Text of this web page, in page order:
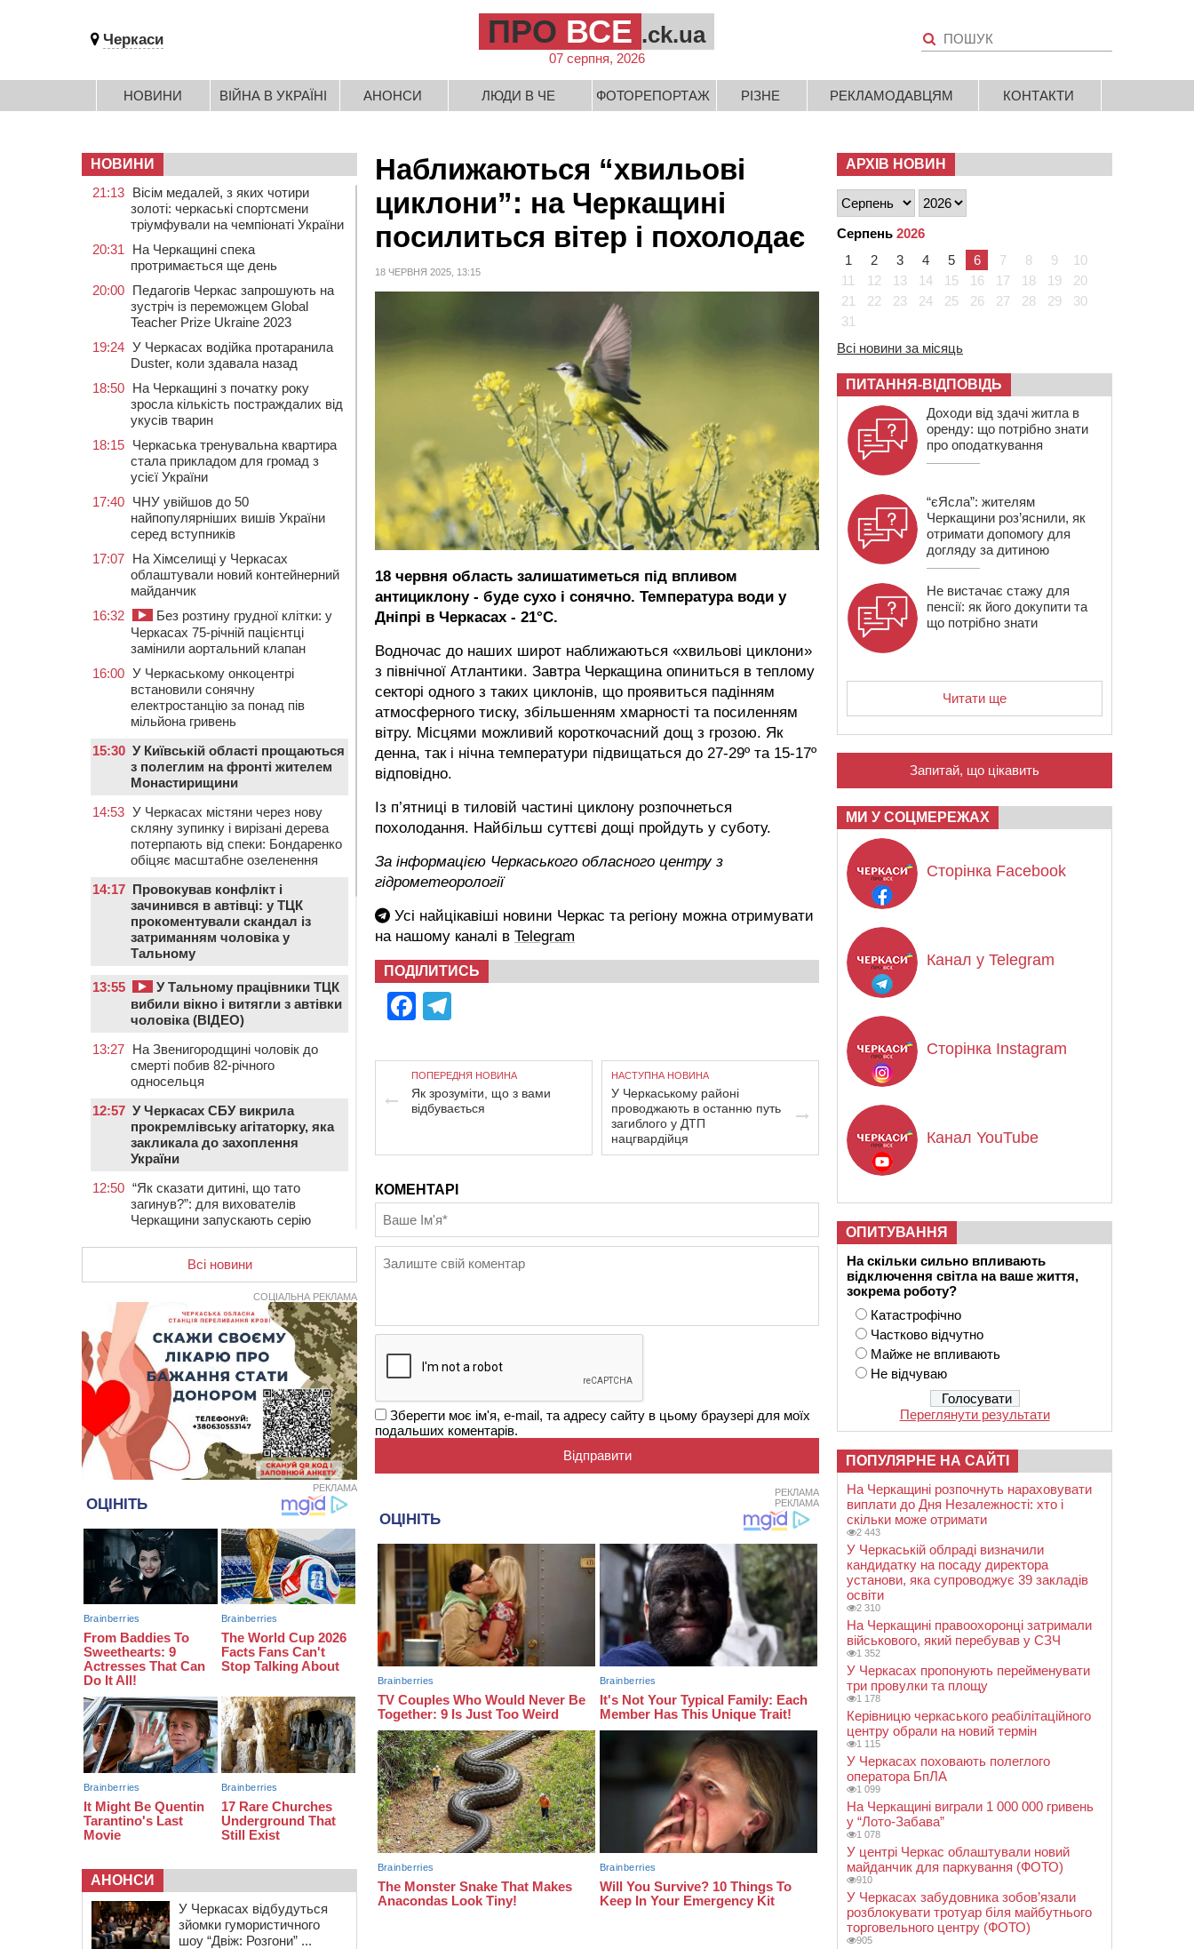
Черкаси ПРО ВСЕ .ck.ua
07 серпня, 2026
НОВИНИ ВІЙНА В УКРАЇНІ АНОНСИ ЛЮДИ В ЧЕ ФОТОРЕПОРТАЖ РІЗНЕ РЕКЛАМОДАВЦЯМ КОНТАКТИ
Наближаються “хвильові
циклони”: на Черкащині
посилиться вітер і похолодає
18 ЧЕРВНЯ 2025, 13:15
18 червня область залишатиметься під впливом
антициклону - буде сухо і сонячно. Температура води у
Дніпрі в Черкасах - 21°С.
Водночас до наших широт наближаються «хвильові циклони»
з північної Атлантики. Завтра Черкащина опиниться в теплому
секторі одного з таких циклонів, що проявиться падінням
атмосферного тиску, збільшенням хмарності та посиленням
вітру. Місцями можливий короткочасний дощ з грозою. Як
денна, так і нічна температури підвищаться до 27-29º та 15-17º
відповідно.
Із п’ятниці в тиловій частині циклону розпочнеться
похолодання. Найбільш суттєві дощі пройдуть у суботу.
За інформацією Черкаського обласного центру з
гідрометеорології
Усі найцікавіші новини Черкас та регіону можна отримувати
на нашому каналі в Telegram
ПОДІЛИТИСЬ
Facebook
ПОПЕРЕДНЯ НОВИНА
Як зрозуміти, що з вами
відбувається
НАСТУПНА НОВИНА
У Черкаському районі
проводжають в останню путь
загиблого у ДТП
нацгвардійця
КОМЕНТАРІ
Зберегти моє ім'я, e-mail, та адресу сайту в цьому браузері для моїх
подальших коментарів.
РЕКЛАМА
РЕКЛАМА
НОВИНИ
21:13 Вісім медалей, з яких чотири
золоті: черкаські спортсмени
тріумфували на чемпіонаті України
20:31
На Черкащині спека
протримається ще день
20:00 Педагогів Черкас запрошують на
зустріч із переможцем Global
Teacher Prize Ukraine 2023
19:24 У Черкасах водійка протаранила
Duster, коли здавала назад
18:50 На Черкащині з початку року
зросла кількість постраждалих від
укусів тварин
18:15 Черкаська тренувальна квартира
стала прикладом для громад з
усієї України
17:40 ЧНУ увійшов до 50
найпопулярніших вишів України
серед вступників
17:07 На Хімселищі у Черкасах
облаштували новий контейнерний
майданчик
16:32
Без розтину грудної клітки: у
Черкасах 75-річній пацієнтці
замінили аортальний клапан
16:00 У Черкаському онкоцентрі
встановили сонячну
електростанцію за понад пів
мільйона гривень
15:30 У Київській області прощаються
з полеглим на фронті жителем
Монастирищини
14:53 У Черкасах містяни через нову
скляну зупинку і вирізані дерева
потерпають від спеки: Бондаренко
обіцяє масштабне озеленення
14:17 Провокував конфлікт і
зачинився в автівці: у ТЦК
прокоментували скандал із
затриманням чоловіка у
Тальному
13:55
У Тальному працівники ТЦК
вибили вікно і витягли з автівки
чоловіка (ВІДЕО)
13:27 На Звенигородщині чоловік до
смерті побив 82-річного
односельця
12:57 У Черкасах СБУ викрила
прокремлівську агітаторку, яка
закликала до захоплення
України
12:50 “Як сказати дитині, що тато
загинув?”: для вихователів
Черкащини запускають серію
На Золотоніщині вже десяту
добу гасять пожежу торфу
11:35
Від 80 гривень за кілограм: в
Україні прогнозують стрибок цін на
гречку
10:56
Захисника зі Звенигородщини,
який обороняв Авдіївку,
нагородили “Комбатантським
хрестом”
10:10
На Черкащині п’яний мотоцикліст
зіткнувся з мопедом: двоє людей у
лікарні
09:42 Ветерани МСК “Дніпро” вибороли
бронзу чемпіонату України
08:57 На Уманщині підрядника
зобов’язали сплатити понад 670
тис грн штрафу за незаконні зміни
до договору
директора Мокрокалигірського
психоневрологічного інтернату
07:23 Уманські міграційники видворили з
країни грузина, який відсидів
термін у колонії
Всі новини
СОЦІАЛЬНА РЕКЛАМА
РЕКЛАМА
АНОНСИ
У Черкасах відбудуться
зйомки гумористичного
шоу “Двіж: Розгони” ...
АРХІВ НОВИН
Серпень 2026
1
2 3 4 5 6 7 8 9
10
11
12 13 14 15 16 17 18 19
20
21
22 23 24 25 26 27 28 29
30
31
Всі новини за місяць
ПИТАННЯ-ВІДПОВІДЬ
Доходи від здачі житла в
оренду: що потрібно знати
про оподаткування
“єЯсла”: жителям
Черкащини роз’яснили, як
отримати допомогу для
догляду за дитиною
Не вистачає стажу для
пенсії: як його докупити та
що потрібно знати
Читати ще
Запитай, що цікавить
МИ У СОЦМЕРЕЖАХ
Сторінка Facebook
Канал у Telegram
Сторінка Instagram
Канал YouTube
ОПИТУВАННЯ
На скільки сильно впливають
відключення світла на ваше життя,
зокрема роботу?
Катастрофічно
Частково відчутно
Майже не впливають
Не відчуваю
Переглянути результати
ПОПУЛЯРНЕ НА САЙТІ
На Черкащині розпочнуть нараховувати
виплати до Дня Незалежності: хто і
скільки може отримати
2 443
У Черкаській облраді визначили
кандидатку на посаду директора
установи, яка супроводжує 39 закладів
освіти
2 310
На Черкащині правоохоронці затримали
військового, який перебував у СЗЧ
1 352
У Черкасах пропонують перейменувати
три провулки та площу
1 178
Керівницю черкаського реабілітаційного
центру обрали на новий термін
1 115
У Черкасах поховають полеглого
оператора БпЛА
1 099
На Черкащині виграли 1 000 000 гривень
у “Лото-Забава”
1 078
У центрі Черкас облаштували новий
майданчик для паркування (ФОТО)
910
У Черкасах забудовника зобов’язали
розблокувати тротуар біля майбутнього
торговельного центру (ФОТО)
905